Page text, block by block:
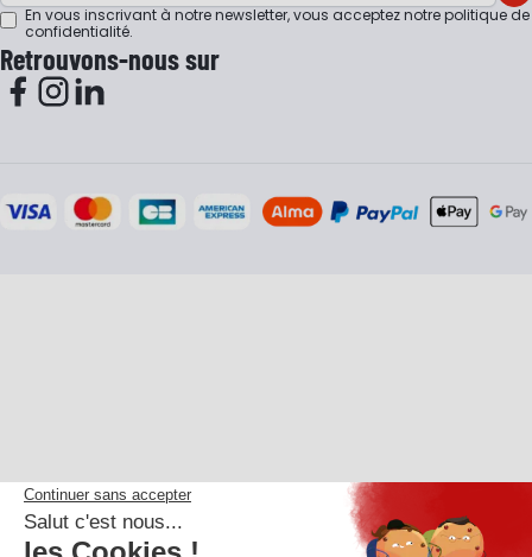
En vous inscrivant à notre newsletter, vous acceptez notrepolitique de
confidentialité.
Retrouvons-nous sur